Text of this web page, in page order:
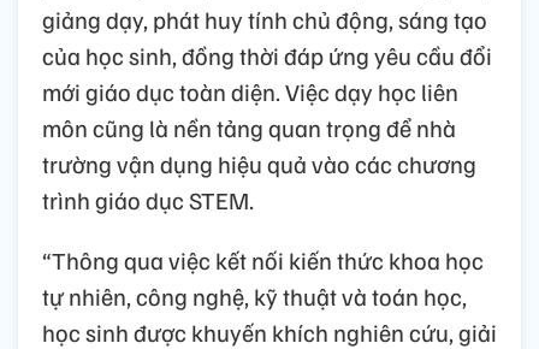
giảng dạy, phát huy tính chủ động, sáng tạo
của học sinh, đồng thời đáp ứng yêu cầu đổi
mới giáo dục toàn diện. Việc dạy học liên
môn cũng là nền tảng quan trọng để nhà
trường vận dụng hiệu quả vào các chương
trình giáo dục STEM.
“Thông qua việc kết nối kiến thức khoa học
tự nhiên, công nghệ, kỹ thuật và toán học,
học sinh được khuyến khích nghiên cứu, giải